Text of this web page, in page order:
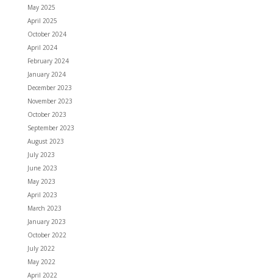
May 2025
April 2025
October 2024
April 2024
February 2024
January 2024
December 2023
November 2023
October 2023
September 2023
August 2023
July 2023
June 2023
May 2023
April 2023
March 2023
January 2023
October 2022
July 2022
May 2022
April 2022